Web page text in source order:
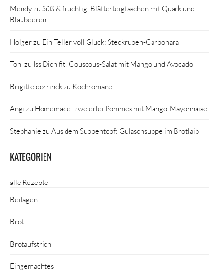
Mendyzu Süß & fruchtig: Blätterteigtaschen mit Quark und
Blaubeeren
Holgerzu Ein Teller voll Glück: Steckrüben-Carbonara
Toni zu Iss Dich fit! Couscous-Salat mit Mango und Avocado
Brigitte dorrinckzu Kochromane
Angi zu Homemade: zweierlei Pommes mit Mango-Mayonnaise
Stephanie zu Aus dem Suppentopf: Gulaschsuppe im Brotlaib
KATEGORIEN
alle Rezepte
Beilagen
Brot
Brotaufstrich
Eingemachtes